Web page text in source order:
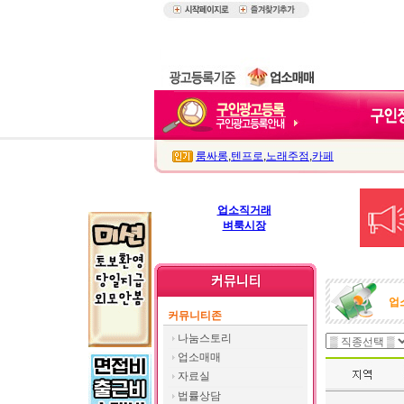
룸싸롱,텐프로,노래주점 ,카페
업소직거래
벼룩시장
커뮤니티존
나눔스토리
업소매매
자료실
법률상담
업